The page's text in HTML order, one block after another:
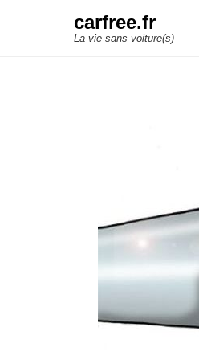
carfree.fr
La vie sans voiture(s)